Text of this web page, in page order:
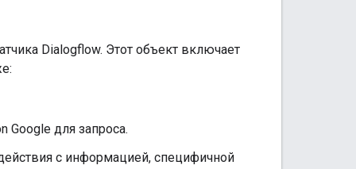
Dialogflow. Этот объект включает
Google для запроса.
с информацией, специфичной